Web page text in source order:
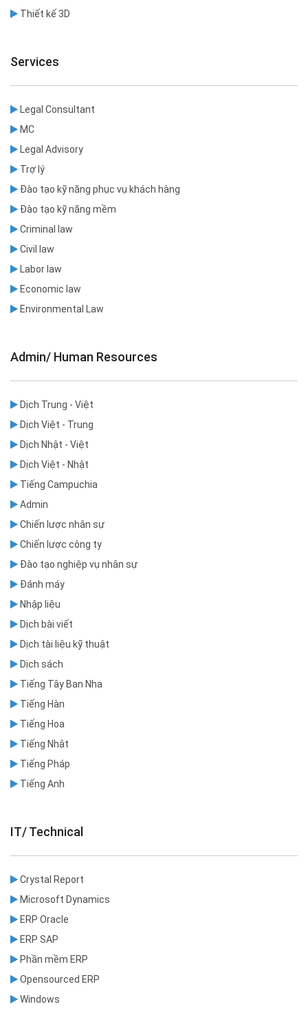
Thiết kế 3D
Services
Legal Consultant
MC
Legal Advisory
Trợ lý
Đào tạo kỹ năng phục vụ khách hàng
Đào tạo kỹ năng mềm
Criminal law
Civil law
Labor law
Economic law
Environmental Law
Admin/ Human Resources
Dịch Trung - Việt
Dịch Việt - Trung
Dịch Nhật - Việt
Dịch Việt - Nhật
Tiếng Campuchia
Admin
Chiến lược nhân sự
Chiến lược công ty
Đào tạo nghiệp vụ nhân sự
Đánh máy
Nhập liệu
Dịch bài viết
Dịch tài liệu kỹ thuật
Dịch sách
Tiếng Tây Ban Nha
Tiếng Hàn
Tiếng Hoa
Tiếng Nhật
Tiếng Pháp
Tiếng Anh
IT/ Technical
Crystal Report
Microsoft Dynamics
ERP Oracle
ERP SAP
Phần mềm ERP
Opensourced ERP
Windows